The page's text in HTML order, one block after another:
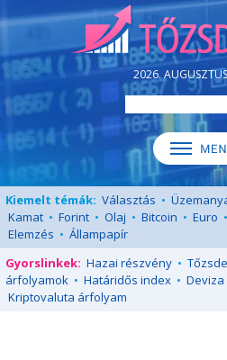
2026.
Kiemelt témák: Választás •
Kamat • Forint • Olaj • Bitcoin • Euro •
Elemzés • Állampapír
Gyorslinkek: Hazai részvény •
árfolyamok • Határidős index •
Kriptovaluta árfolyam